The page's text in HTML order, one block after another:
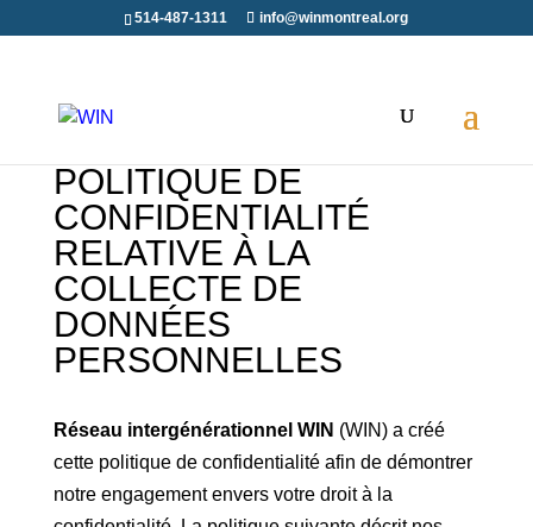
514-487-1311 info@winmontreal.org
POLITIQUE DE
CONFIDENTIALITÉ
RELATIVE À LA
COLLECTE DE
DONNÉES
PERSONNELLES
Réseau intergénérationnel WIN (WIN) a créé
cette politique de confidentialité afin de démontrer
notre engagement envers votre droit à la